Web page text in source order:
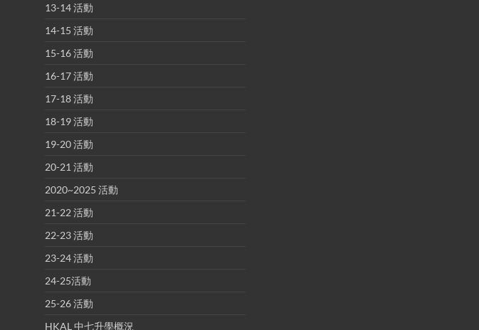
13-14 活動
14-15 活動
15-16 活動
16-17 活動
17-18 活動
18-19 活動
19-20 活動
20-21 活動
2020~2025 活動
21-22 活動
22-23 活動
23-24 活動
24-25活動
25-26 活動
HKAL 中七升學概況